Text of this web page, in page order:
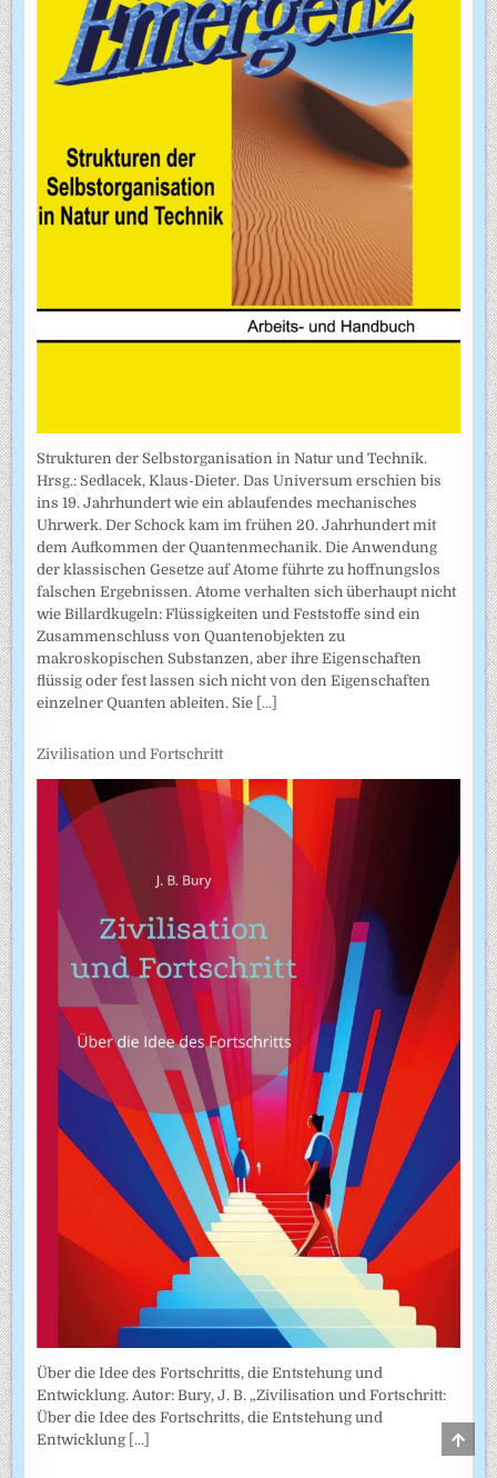
Strukturen der Selbstorganisation in Natur und Technik.
Hrsg.: Sedlacek, Klaus-Dieter. Das Universum erschien bis
ins 19. Jahrhundert wie ein ablaufendes mechanisches
Uhrwerk. Der Schock kam im frühen 20. Jahrhundert mit
dem Aufkommen der Quantenmechanik. Die Anwendung
der klassischen Gesetze auf Atome führte zu hoffnungslos
falschen Ergebnissen. Atome verhalten sich überhaupt nicht
wie Billardkugeln: Flüssigkeiten und Feststoffe sind ein
Zusammenschluss von Quantenobjekten zu
makroskopischen Substanzen, aber ihre Eigenschaften
flüssig oder fest lassen sich nicht von den Eigenschaften
einzelner Quanten ableiten. Sie [...]
Zivilisation und Fortschritt
Über die Idee des Fortschritts, die Entstehung und
Entwicklung. Autor: Bury, J. B. „Zivilisation und Fortschritt:
Über die Idee des Fortschritts, die Entstehung und
Entwicklung [...]
TO
TOP